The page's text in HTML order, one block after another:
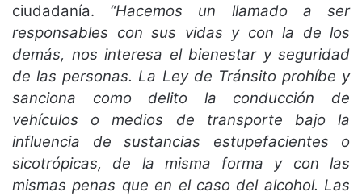
ciudadanía. “Hacemos un llamado a ser
responsables con sus vidas y con la de los
demás, nos interesa el bienestar y seguridad
de las personas. La Ley de Tránsito prohíbe y
sanciona como delito la conducción de
vehículos o medios de transporte bajo la
influencia de sustancias estupefacientes o
sicotrópicas, de la misma forma y con las
mismas penas que en el caso del alcohol. Las